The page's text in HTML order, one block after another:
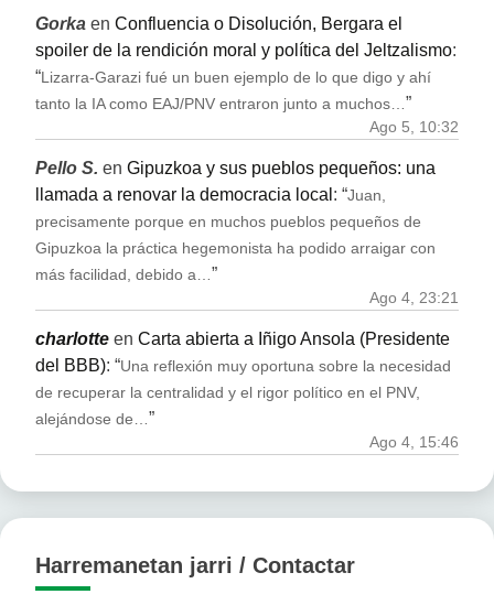
Gorka en Confluencia o Disolución, Bergara el
spoiler de la rendición moral y política del Jeltzalismo:
“Lizarra-Garazi fué un buen ejemplo de lo que digo y ahí
tanto la IA como EAJ/PNV entraron junto a muchos…”
Ago 5, 10:32
Pello S. en Gipuzkoa y sus pueblos pequeños: una
llamada a renovar la democracia local : “Juan,
precisamente porque en muchos pueblos pequeños de
Gipuzkoa la práctica hegemonista ha podido arraigar con
más facilidad, debido a… ”
Ago 4, 23:21
charlotte en Carta abierta a Iñigo Ansola (Presidente
del BBB): “Una reflexión muy oportuna sobre la necesidad
de recuperar la centralidad y el rigor político en el PNV,
alejándose de… ”
Ago 4, 15:46
Harremanetan jarri / Contactar